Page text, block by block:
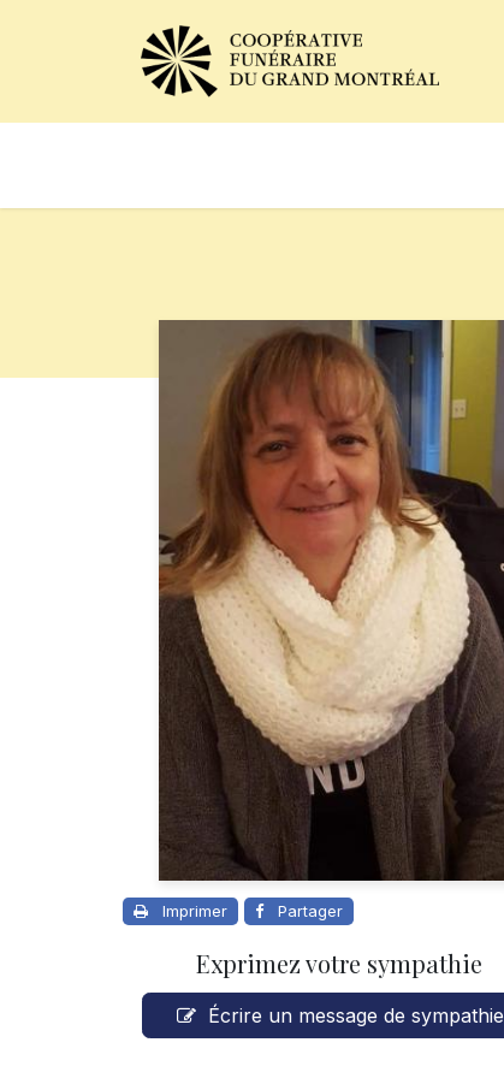
Imprimer Partager
Exprimez votre sympathie
Écrire un message de sympathie